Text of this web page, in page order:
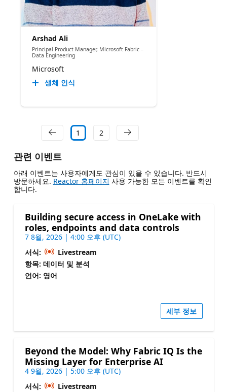
Arshad Ali
Principal Product Manager, Microsoft Fabric –
Data Engineering
Microsoft
생체 인식
1 2
관련 이벤트
아래 이벤트는 사용자에게도 관심이 있을 수 있습니다. 반드시
방문하세요. Reactor 홈페이지 사용 가능한 모든 이벤트를 확인
합니다.
Building secure access in OneLake with
roles, endpoints and data controls
7 8월, 2026 | 4:00 오후 (UTC)
서식:
Livestream
항목: 데이터 및 분석
언어: 영어
세부 정보
Beyond the Model: Why Fabric IQ Is the
Missing Layer for Enterprise AI
4 9월, 2026 | 5:00 오후 (UTC)
서식:
Livestream